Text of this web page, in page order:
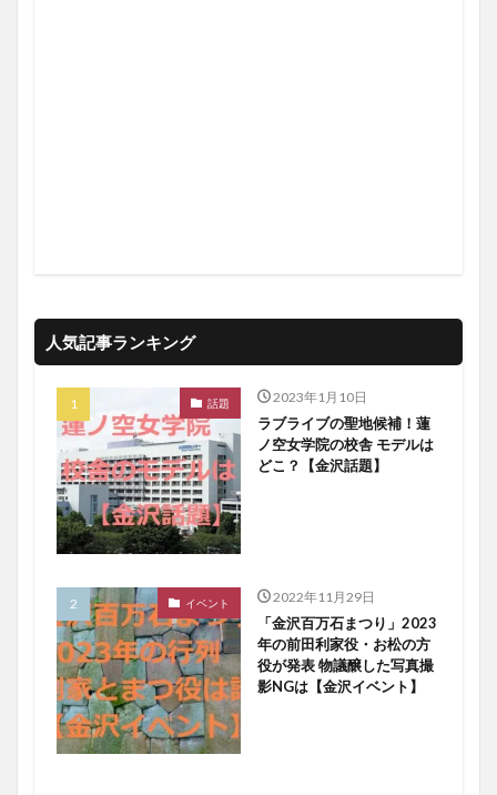
人気記事ランキング
話題 2023年1月10日
ラブライブの聖地候補！蓮
ノ空女学院の校舎 モデルは
どこ？【金沢話題】
イベント 2022年11月29日
「金沢百万石まつり」2023
年の前田利家役・お松の方
役が発表 物議醸した写真撮
影NGは【金沢イベント】